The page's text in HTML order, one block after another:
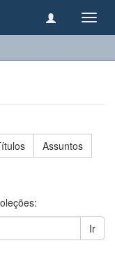
Assuntos
Ir